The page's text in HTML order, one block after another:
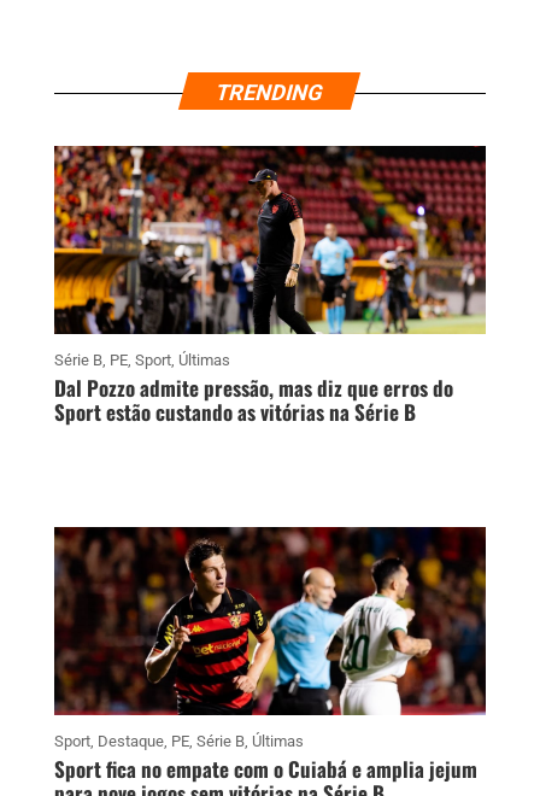
TRENDING
Série B, PE, Sport, Últimas
Dal Pozzo admite pressão, mas diz que erros do
Sport estão custando as vitórias na Série B
Sport, Destaque, PE, Série B, Últimas
Sport fica no empate com o Cuiabá e amplia jejum